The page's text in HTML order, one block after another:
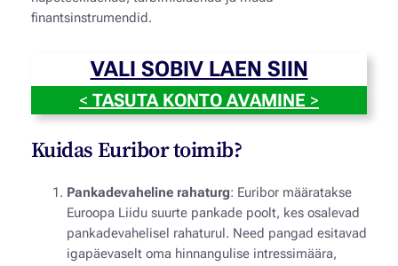
finantsinstrumendid.
VALI SOBIV LAEN SIIN
< TASUTA KONTO AVAMINE >
Kuidas Euribor toimib?
Pankadevaheline rahaturg: Euribor määratakse
Euroopa Liidu suurte pankade poolt, kes osalevad
pankadevahelisel rahaturul. Need pangad esitavad
igapäevaselt oma hinnangulise intressimäära,